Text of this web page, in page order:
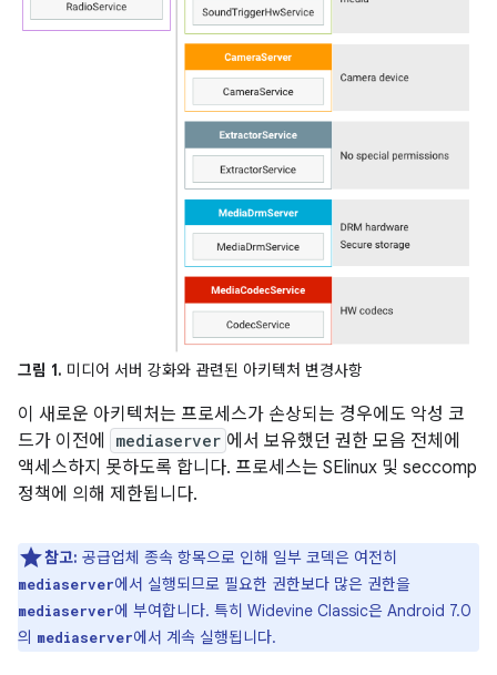
그림 1. 미디어 서버 강화와 관련된 아키텍처 변경사항
이 새로운 아키텍처는 프로세스가 손상되는 경우에도 악성 코
드가 이전에
mediaserver 에서 보유했던 권한 모음 전체에
액세스하지 못하도록 합니다. 프로세스는 SElinux 및 seccomp
정책에 의해 제한됩니다.
참고: 공급업체 종속 항목으로 인해 일부 코덱은 여전히
mediaserver에서 실행되므로 필요한 권한보다 많은 권한을
mediaserver에 부여합니다. 특히 Widevine Classic은 Android 7.0
의 mediaserver에서 계속 실행됩니다.